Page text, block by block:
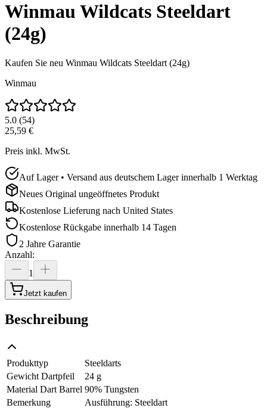
Winmau Wildcats Steeldart
(24g)
Kaufen Sie neu Winmau Wildcats Steeldart (24g)
Winmau
5.0 (54)
25,59 €
Preis inkl. MwSt.
Auf Lager • Versand aus deutschem Lager innerhalb 1 Werktag
Neues Original ungeöffnetes Produkt
Kostenlose Lieferung nach United States
Kostenlose Rückgabe innerhalb 14 Tagen
2 Jahre Garantie
Anzahl:
1
Jetzt kaufen
Beschreibung
Produkttyp
Steeldarts
Gewicht Dartpfeil
24 g
Material Dart Barrel 90% Tungsten
Bemerkung
Ausführung: Steeldart